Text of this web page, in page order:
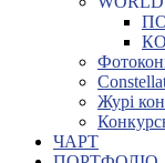
Журі
ЧАРТ